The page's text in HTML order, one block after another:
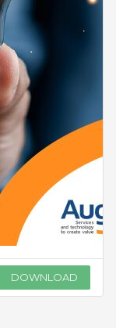
DOWNLOAD